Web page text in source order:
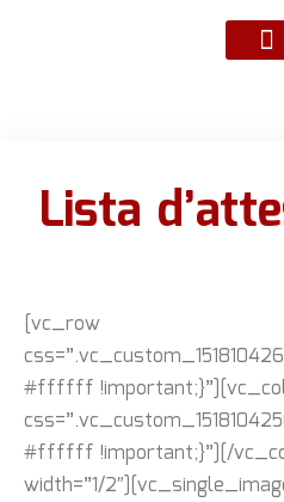
Lista
[vc_row
#ffffff
#ffffff !important;}”][/
width=”1/